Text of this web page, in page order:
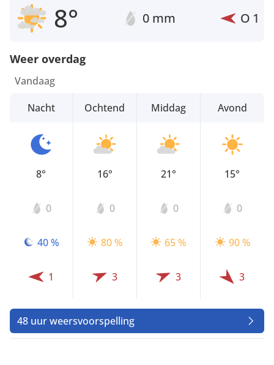
8° 0 mm O 1
Weer overdag
Vandaag
Nacht
8°
0
40 %
1
Ochtend
16°
0
80 %
3
Middag
21°
0
65 %
3
Avond
15°
0
90 %
3
48 uur weersvoorspelling